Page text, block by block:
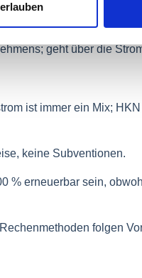
Qualitätszeichen mit
geht über die
ist immer ein Mix;
keine Subventionen.
% erneuerbar sein,
folgen